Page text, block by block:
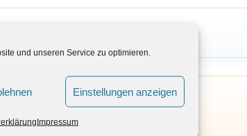
und unseren Service zu optimieren.
Einstellungen anzeigen
Impressum